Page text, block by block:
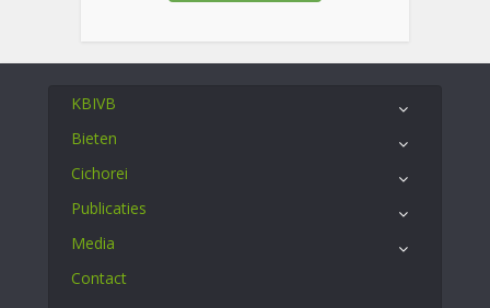
KBIVB
Bieten
Cichorei
Publicaties
Media
Contact